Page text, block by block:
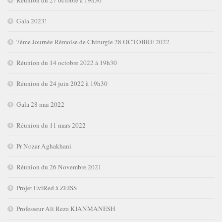
Gala 2023!
7ème Journée Rémoise de Chirurgie 28 OCTOBRE 2022
Réunion du 14 octobre 2022 à 19h30
Réunion du 24 juin 2022 à 19h30
Gala 28 mai 2022
Réunion du 11 mars 2022
Pr Nozar Aghakhani
Réunion du 26 Novembre 2021
Projet EviRed à ZEISS
Professeur Ali Reza KIANMANESH